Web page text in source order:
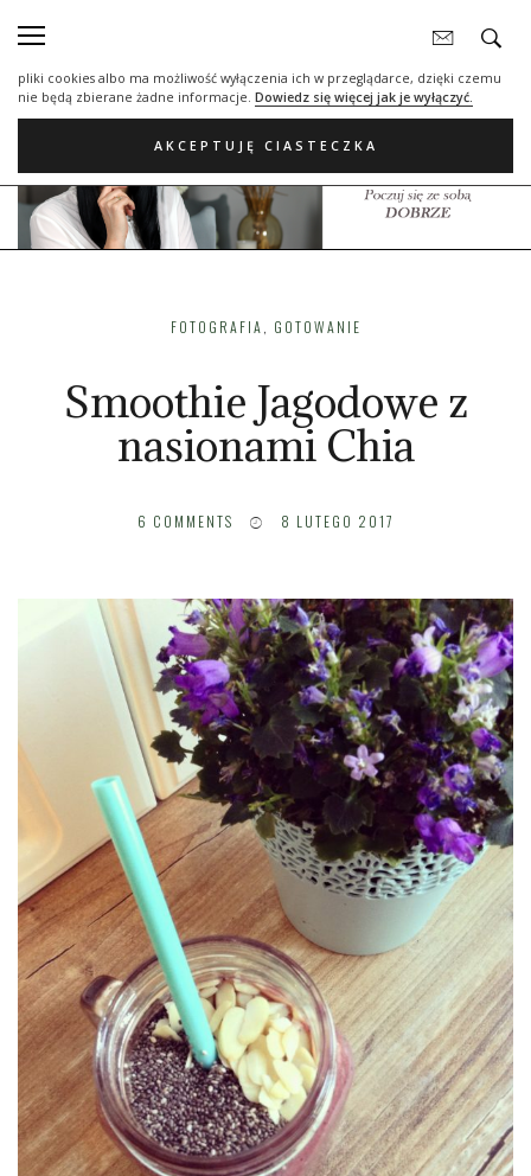
statystycznych, reklamowych oraz funkcjonalnych. Dzięki nim możemy
pliki cookies albo ma możliwość wyłączenia ich w przeglądarce, dzięki czemu
nie będą zbierane żadne informacje. Dowiedz się więcej jak je wyłączyć.
AKCEPTUJĘ CIASTECZKA
FOTOGRAFIA , GOTOWANIE
Smoothie Jagodowe z
nasionami Chia
6 COMMENTS 8 LUTEGO 2017